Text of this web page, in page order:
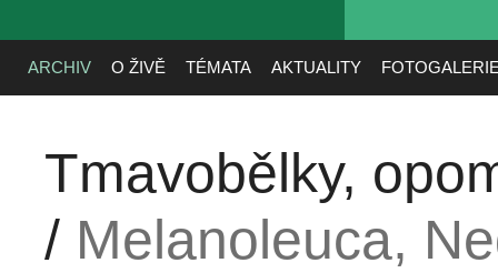
ARCHIV O ŽIVĚ TÉMATA AKTUALITY
Tmavobělky,
/ Melanoleuca,